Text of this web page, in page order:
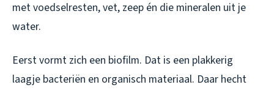
met voedselresten, vet, zeep én die mineralen uit je
water.
Eerst vormt zich een biofilm. Dat is een plakkerig
laagje bacteriën en organisch materiaal. Daar hecht